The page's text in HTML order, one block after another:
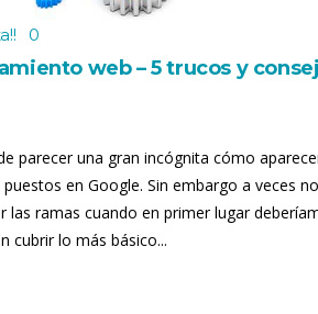
! 0
web – 5 trucos y
parecer una gran incógnita cómo
en Google. Sin embargo a veces
las ramas cuando en primer lugar
cubrir lo más básico...